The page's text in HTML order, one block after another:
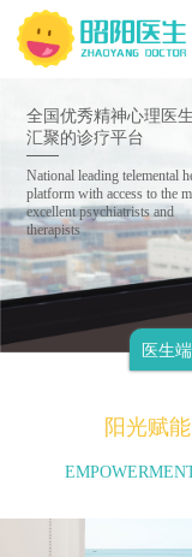
全国优秀精神心理医生
汇聚的诊疗平台
National leading telemental
platform with access to the
excellent psychiatrists and
therapists
医生
阳光赋能